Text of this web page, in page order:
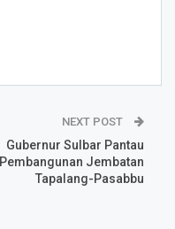
NEXT POST
Gubernur Sulbar Pantau
Pembangunan Jembatan
Tapalang-Pasabbu